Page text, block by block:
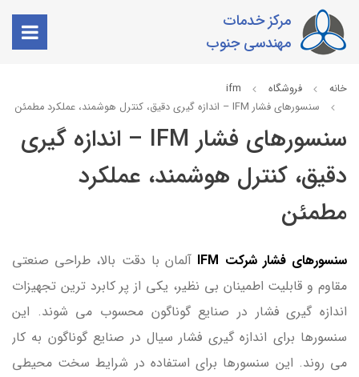
مرکز خدمات
مهندسی جنوب
خانه فروشگاه
ifm
سنسورهای فشار IFM – اندازه گیری دقیق، کنترل هوشمند، عملکرد مطمئن
سنسورهای فشار IFM – اندازه گیری
دقیق، کنترل هوشمند، عملکرد
مطمئن
سنسورهای فشار شرکت IFM
آلمان با دقت بالا، طراحی صنعتی
مقاوم و قابلیت اطمینان بی نظیر، یکی از پر کابرد ترین تجهیزات
اندازه گیری فشار در صنایع گوناگون محسوب می شوند. این
سنسورها برای اندازه گیری فشار سیال در صنایع گوناگون به کار
می روند. این سنسورها برای استفاده در شرایط سخت محیطی